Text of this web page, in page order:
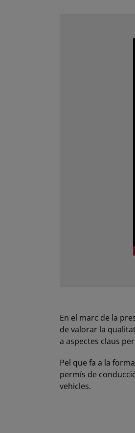
En el marc de la
de valorar la
a aspectes claus
Pel que fa a la
permís de
vehicles.